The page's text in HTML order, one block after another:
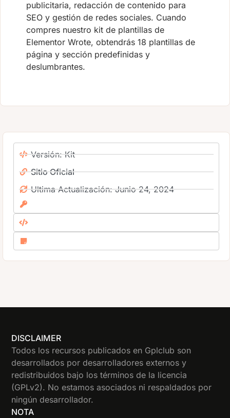
publicitaria, redacción de contenido para
SEO y gestión de redes sociales. Cuando
compres nuestro kit de plantillas de
Elementor Wrote, obtendrás 18 plantillas de
página y sección predefinidas y
deslumbrantes.
Versión: Kit
Sitio Oficial
Ultima Actualización: Junio 24, 2024
DISCLAIMER
Todos los recursos publicados en Gplclub son
desarrollados por desarrolladores externos y
redistribuidos bajo los términos de la licencia
(GPLv2). No estamos asociados ni respaldados por
ningún desarrollador.
NOTA